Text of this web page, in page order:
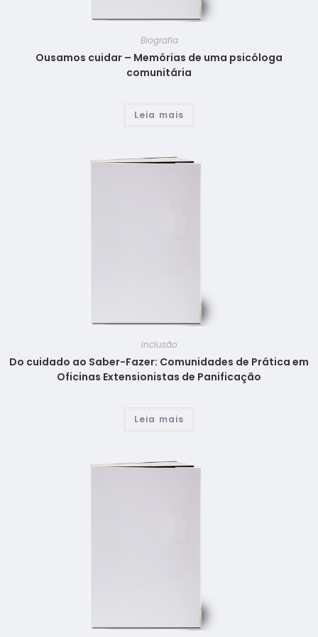
Biografia
Ousamos cuidar – Memórias de uma psicóloga
comunitária
Leia mais
Inclusão
Do cuidado ao Saber-Fazer: Comunidades de Prática em
Oficinas Extensionistas de Panificação
Leia mais